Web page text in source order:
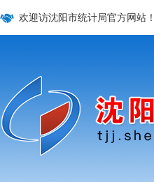
欢迎访沈阳市统计局官方网站！